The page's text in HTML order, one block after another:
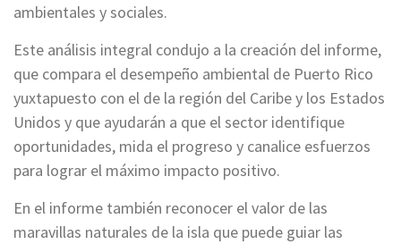
ambientales y sociales.
Este análisis integral condujo a la creación del informe,
que compara el desempeño ambiental de Puerto Rico
yuxtapuesto con el de la región del Caribe y los Estados
Unidos y que ayudarán a que el sector identifique
oportunidades, mida el progreso y canalice esfuerzos
para lograr el máximo impacto positivo.
En el informe también reconocer el valor de las
maravillas naturales de la isla que puede guiar las